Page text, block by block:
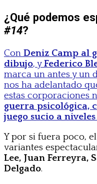
¿Qué podemos
#14?
Con Deniz Camp al
dibujo, yFederico
marca un antes y un
nos ha adelantado
estas corporaciones
guerra psicológica,
juego sucio a
Y por si fuera poco,
variantes
Lee, Juan Ferreyra,
Delgado.